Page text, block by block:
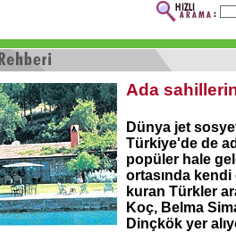
Ada
Dünya jet
Türkiye'de de
popüler hale
ortasında kendi
kuran Türkler
Koç, Belma
Dinçkök yer